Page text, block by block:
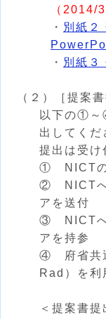
（2014/
・ 別紙２
・ 別紙３
（２）［提案
以下の①～
出してく
提出は受け
① NICTの
② NICTへ
アを送付
③ NICTへ
アを持参
④ 府省共
Rad）を利
＜提案書提